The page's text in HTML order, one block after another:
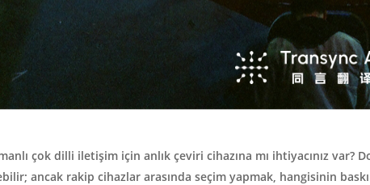
çok dilli iletişim için anlık çeviri cihazına mı ihtiyacınız
ancak rakip cihazlar arasında seçim yapmak, hangisinin